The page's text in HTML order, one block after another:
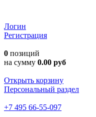
Логин
Регистрация
0 позиций
на сумму 0.00 руб
Открыть корзину
Персональный раздел
+7 495 66-55-097